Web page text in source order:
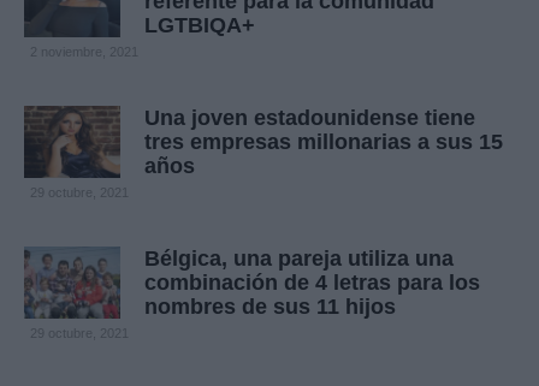
LGTBIQA+
2 noviembre, 2021
Una joven estadounidense tiene
tres empresas millonarias a sus 15
años
29 octubre, 2021
Bélgica, una pareja utiliza una
combinación de 4 letras para los
nombres de sus 11 hijos
29 octubre, 2021